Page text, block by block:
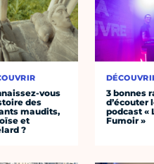
vous
des
maudits,
et
?
3 bonnes
d’écouter
podcast «
Fumoir »